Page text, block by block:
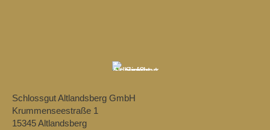
Schlossgut Altlandsberg GmbH
Krummenseestraße 1
15345 Altlandsberg